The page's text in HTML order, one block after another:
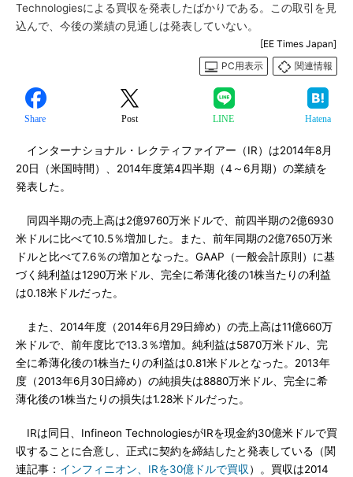
Technologiesによる買収を発表したばかりである。この取引を見
込んで、今後の業績の見通しは発表していない。
[EE Times Japan]
PC用表示
関連情報
Share Post LINE Hatena
インターナショナル・レクティファイアー（IR）は2014年8月
20日（米国時間）、2014年度第4四半期（4～6月期）の業績を
発表した。
同四半期の売上高は2億9760万米ドルで、前四半期の2億6930
米ドルに比べて10.5％増加した。また、前年同期の2億7650万米
ドルと比べて7.6％の増加となった。GAAP（一般会計原則）に基
づく純利益は1290万米ドル、完全に希薄化後の1株当たりの利益
は0.18米ドルだった。
また、2014年度（2014年6月29日締め）の売上高は11億660万
米ドルで、前年度比で13.3％増加。純利益は5870万米ドル、完
全に希薄化後の1株当たりの利益は0.81米ドルとなった。2013年
度（2013年6月30日締め）の純損失は8880万米ドル、完全に希
薄化後の1株当たりの損失は1.28米ドルだった。
IRは同日、Infineon TechnologiesがIRを現金約30億米ドルで買
収することに合意し、正式に契約を締結したと発表している（関
連記事： インフィニオン、IRを30億ドルで買収 ）。買収は2014